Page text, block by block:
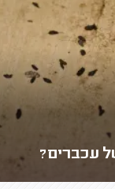
עכברים?